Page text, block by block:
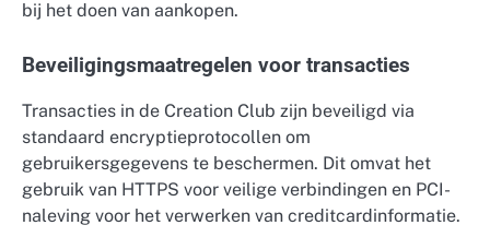
bij het doen van aankopen.
Beveiligingsmaatregelen voor transacties
Transacties in de Creation Club zijn beveiligd via
standaard encryptieprotocollen om
gebruikersgegevens te beschermen. Dit omvat het
gebruik van HTTPS voor veilige verbindingen en PCI-
naleving voor het verwerken van creditcardinformatie.